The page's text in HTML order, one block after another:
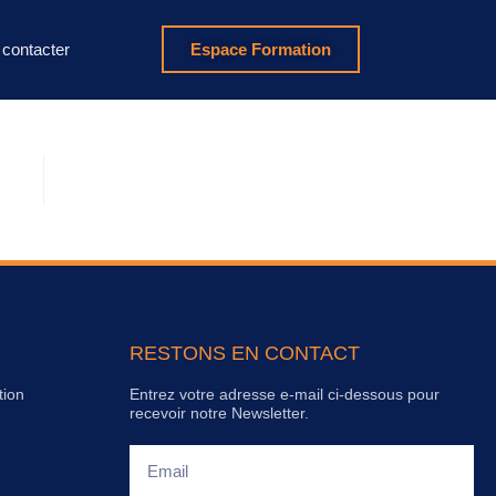
Espace Formation
RESTONS EN CONTACT
Entrez votre adresse e-mail ci-dessous pour
recevoir notre Newsletter.